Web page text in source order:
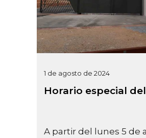
1 de agosto de 2024
Horario especial
A partir del lunes 5 de